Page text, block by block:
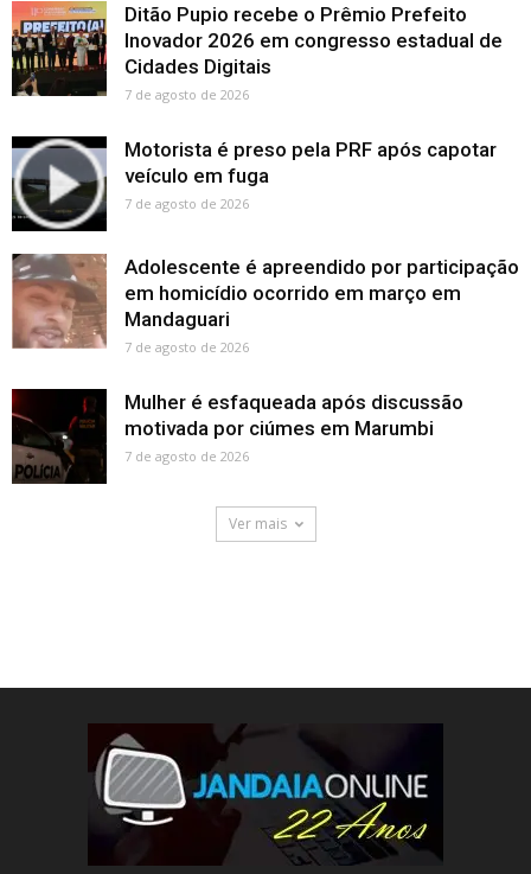
Ditão Pupio recebe o Prêmio Prefeito
Inovador 2026 em congresso estadual de
Cidades Digitais
7 de agosto de 2026
Motorista é preso pela PRF após capotar
veículo em fuga
7 de agosto de 2026
Adolescente é apreendido por participação
em homicídio ocorrido em março em
Mandaguari
7 de agosto de 2026
Mulher é esfaqueada após discussão
motivada por ciúmes em Marumbi
7 de agosto de 2026
Ver mais